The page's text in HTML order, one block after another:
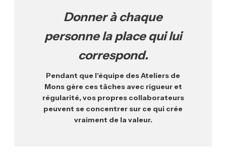
Donner à chaque
personne la place qui lui
correspond.
Pendant que l'équipe des Ateliers de
Mons gère ces tâches avec rigueur et
régularité, vos propres collaborateurs
peuvent se concentrer sur ce qui crée
vraiment de la valeur.